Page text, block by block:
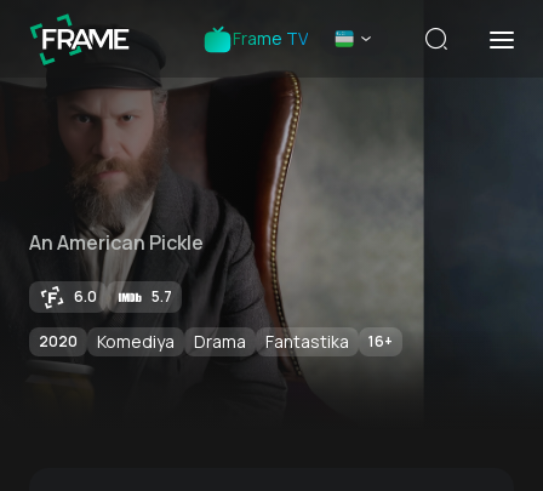
Frame TV
An American Pickle
6.0 5.7
2020 Komediya Drama Fantastika 16+